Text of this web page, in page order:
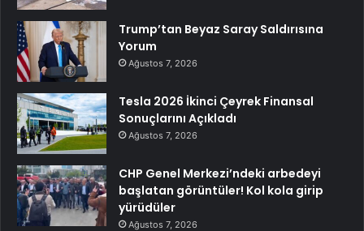
Trump’tan Beyaz Saray Saldırısına
Yorum
Ağustos 7, 2026
Tesla 2026 İkinci Çeyrek Finansal
Sonuçlarını Açıkladı
Ağustos 7, 2026
CHP Genel Merkezi’ndeki arbedeyi
başlatan görüntüler! Kol kola girip
yürüdüler
Ağustos 7, 2026